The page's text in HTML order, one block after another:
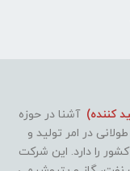
کننده) آشنا در حوزه
در امر تولید و
را دارد. این شرکت